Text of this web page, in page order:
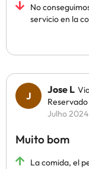
No
servicio en la
Jose L
Julho 2024
Muito bom
La comida, el